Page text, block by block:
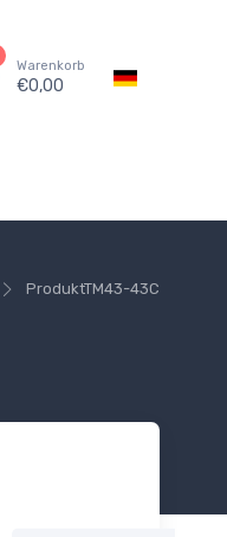
Warenkorb
€0,00
ProduktTM43-43C